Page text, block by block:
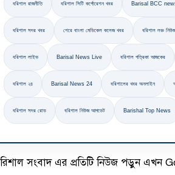
বরিশাল রাজনীতি বরিশাল সিটি কর্পোরেশন খবর Barisal BCC
বরিশাল সদর খবর শেরে বাংলা মেডিকেল কলেজ খবর বরিশাল লঞ্চ নিউজ
বরিশাল লাইভ Barisal News Live বরিশাল পত্রিকা আজকের
বরিশাল ২৪ Barisal News 24 বরিশালের খবর অনলাইন
বরিশাল সদর রোড বরিশাল নিউজ আপডেট Barishal Top News